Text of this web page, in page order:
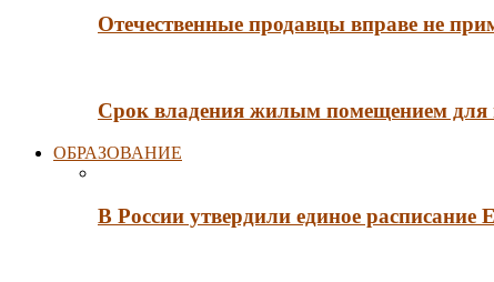
Отечественные продавцы вправе не
Срок владения жилым помещением
ОБРАЗОВАНИЕ
В России утвердили единое